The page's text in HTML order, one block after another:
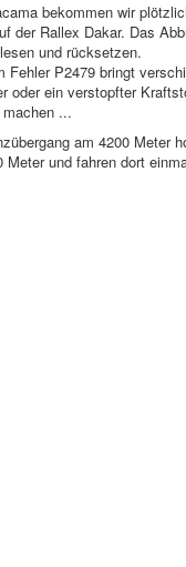
bekommen wir
der Rallex Dakar. Das
und rücksetzen.
Fehler P2479 bringt
oder ein verstopfter
...
am 4200 Meter
und fahren dort